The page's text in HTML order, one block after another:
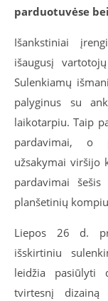
parduotuvėse
Išankstiniai
išaugusį
Sulenkiamų
palyginus su
laikotarpiu. Taip
pardavimai, o
užsakymai viršijo
pardavimai
planšetinių
Liepos 26 d.
išskirtiniu
leidžia pasiūlyti
tvirtesnį